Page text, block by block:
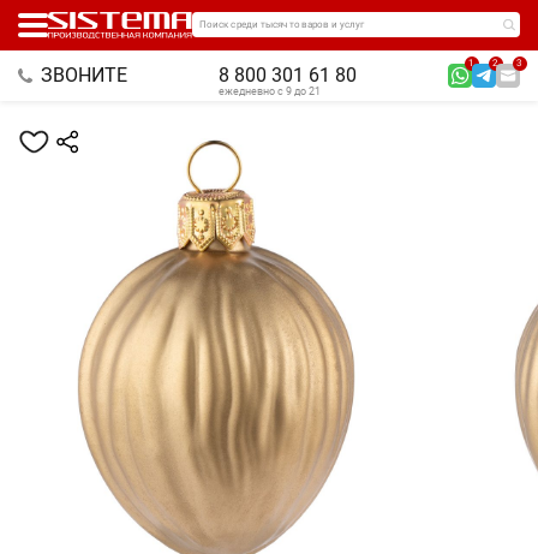
Поиск среди тысяч товаров и услуг
ЗВОНИТЕ 8 800 301 61 80
1 2 3
ежедневно с 9 до 21